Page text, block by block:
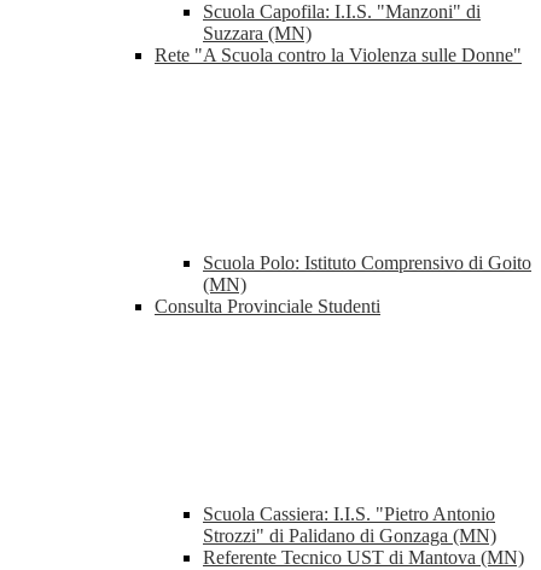
Scuola Capofila: I.I.S. "Manzoni" di
Suzzara (MN)
Rete "A Scuola contro la Violenza sulle Donne"
Scuola Polo: Istituto Comprensivo di Goito
(MN)
Consulta Provinciale Studenti
Scuola Cassiera: I.I.S. "Pietro Antonio
Strozzi" di Palidano di Gonzaga (MN)
Referente Tecnico UST di Mantova (MN)